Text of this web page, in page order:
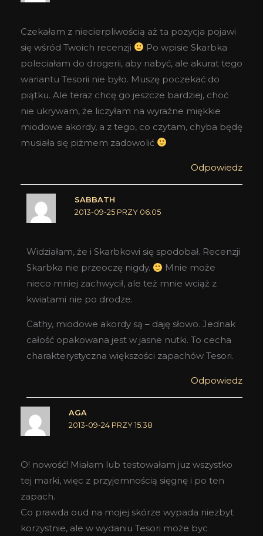
Czekałam z niecierpliwością aż ta pozycja pojawi
się wśród Twoich recenzji
Po wpisie Skarbka
poleciałam do drogerii, aby nabyć, ale akurat tego
wariantu Tesorii nie było. Muszę poczekać do
piątku. Ale teraz chcę go jeszcze bardziej, choć
nie ukrywam, że liczyłam na wyraźne miękkie
miodowe akordy, a z tego, co czytam, chyba będę
musiała się piżmem zadowolić
Odpowiedz
SABBATH
2013-09-25 PRZY 06:05
Widziałam, że i Skarbkowi się spodobał. Recenzji
Skarbka nie przeoczę nigdy.
Mnie może
nieco mniej zachwycił, ale też mnie wciąż z
kwiatami nie po drodze.
Cathy, miodowe akordy są – daję słowo. Jednak
całość opakowana jest w jasne nutki. To cecha
charakterystyczna większości zapachów Tesori.
Odpowiedz
AGA
2013-09-24 PRZY 15:38
O! nowość! Miałam lub testowałam juz wszystko
tej marki, więc z przyjemnością sięgnę i po ten
zapach.
Co prawda oud na mojej skórze wypada niezbyt
korzystnie, ale w wydaniu Tesori może byc